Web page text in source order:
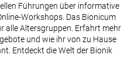
Führungen über informative
Workshops. Das Bionicum
alle Altersgruppen. Erfahrt mehr
und wie ihr von zu Hause
Entdeckt die Welt der Bionik